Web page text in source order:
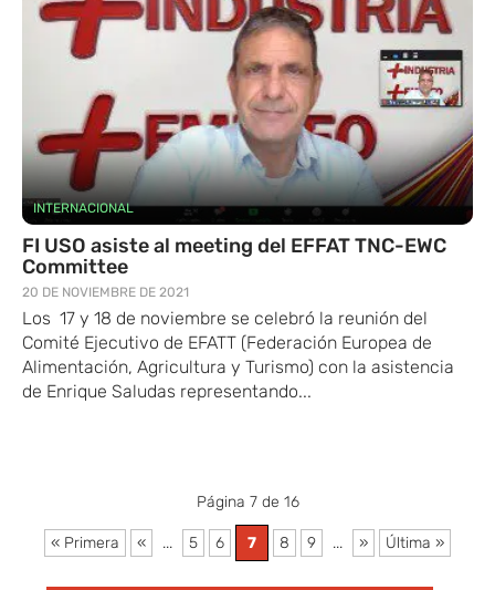
INTERNACIONAL
FI USO asiste al meeting del EFFAT TNC-EWC
Committee
20 DE NOVIEMBRE DE 2021
Los 17 y 18 de noviembre se celebró la reunión del
Comité Ejecutivo de EFATT (Federación Europea de
Alimentación, Agricultura y Turismo) con la asistencia
de Enrique Saludas representando...
Página 7 de 16
« Primera « ... 5 6 7 8 9 ... » Última »